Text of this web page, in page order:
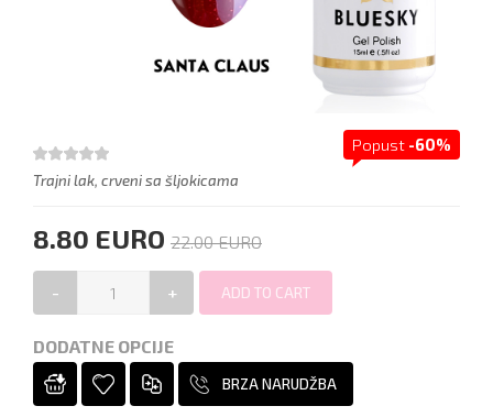
Popust -60%
Trajni lak, crveni sa šljokicama
8.80 EURO 22.00 EURO
- +
DODATNE OPCIJE
BRZA NARUDŽBA